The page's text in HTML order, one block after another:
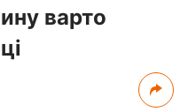
варто